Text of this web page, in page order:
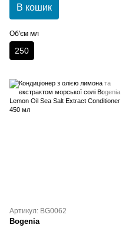
В кошик
Об'єм мл
250
Артикул: BG0062
Bogenia